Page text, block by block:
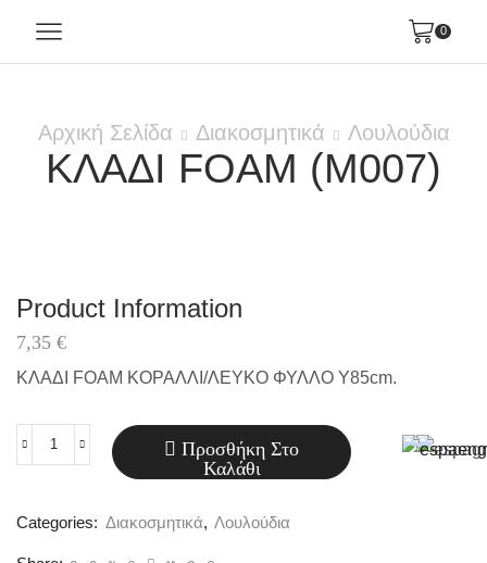
0
Αρχική Σελίδα Διακοσμητικά Λουλούδια
ΚΛΑΔΙ FOAM (M007)
Product Information
7,35 €
ΚΛΑΔΙ FOAM ΚΟΡΑΛΛΙ/ΛΕΥΚΟ ΦΥΛΛΟ Y85cm.
(M007)
Προσθήκη Στο
Καλάθι
Categories: Διακοσμητικά, Λουλούδια